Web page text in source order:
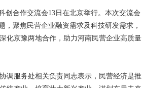
合作交流会13日在北京举行。本次交流会
，聚焦民营企业融资需求及科技研发需求，
化京豫两地合作，助力河南民营企业高质量
服务处相关负责同志表示，民营经济是推